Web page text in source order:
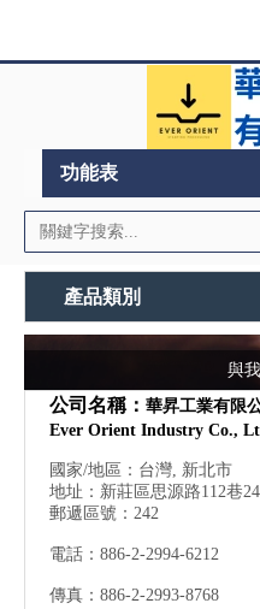
功能表
產品類別
與
公司名稱： 華昇工業有限
Ever Orient Industry Co.,
國家/地區：台灣, 新北市
地址：新莊區思源路112巷
郵遞區號：242
電話：886-2-2994-6212
傳真：886-2-2993-8768